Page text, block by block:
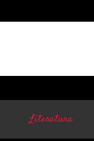
Literatura